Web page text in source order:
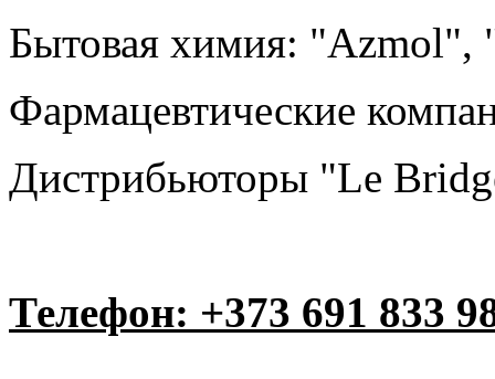
Бытовая химия: "Azmol",
Фармацевтические
Дистрибьюторы "Le
Телефон: +373 691 833